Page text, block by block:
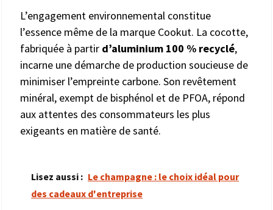
L’engagement environnemental constitue
l’essence même de la marque Cookut. La cocotte,
fabriquée à partir d’aluminium 100 % recyclé,
incarne une démarche de production soucieuse de
minimiser l’empreinte carbone. Son revêtement
minéral, exempt de bisphénol et de PFOA, répond
aux attentes des consommateurs les plus
exigeants en matière de santé.
Lisez aussi : Le champagne : le choix idéal pour
des cadeaux d'entreprise